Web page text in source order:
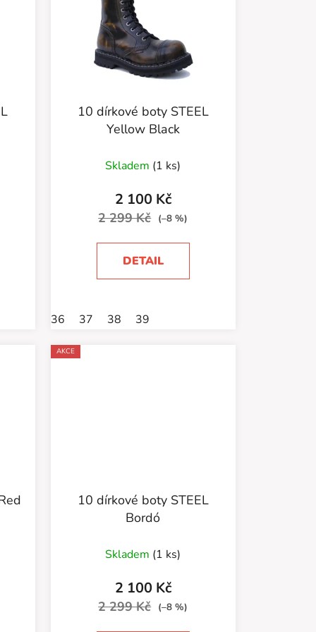
10 dírkové boty STEEL
Yellow Black
Skladem (1 ks)
2 100 Kč
2 299 Kč (–8 %)
DETAIL
36 37 38 39
AKCE
10 dírkové boty STEEL
Bordó
hodnocení
produktu
je
Skladem (1 ks)
2 100 Kč
2 299 Kč (–8 %)